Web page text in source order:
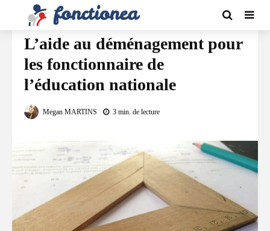
DÉMÉNAGEMENT
L’aide au déménagement pour
les fonctionnaire de
l’éducation nationale
Megan MARTINS 3 min. de lecture